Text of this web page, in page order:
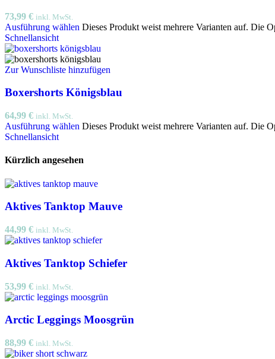
73,99 € inkl. MwSt.
Ausführung wählen Dieses Produkt weist mehrere Varianten auf. Die
Schnellansicht
Zur Wunschliste hinzufügen
Boxershorts Königsblau
64,99 € inkl. MwSt.
Ausführung wählen Dieses Produkt weist mehrere Varianten auf. Die
Schnellansicht
Kürzlich angesehen
Aktives Tanktop Mauve
44,99 € inkl. MwSt.
Aktives Tanktop Schiefer
53,99 € inkl. MwSt.
Arctic Leggings Moosgrün
88,99 € inkl. MwSt.